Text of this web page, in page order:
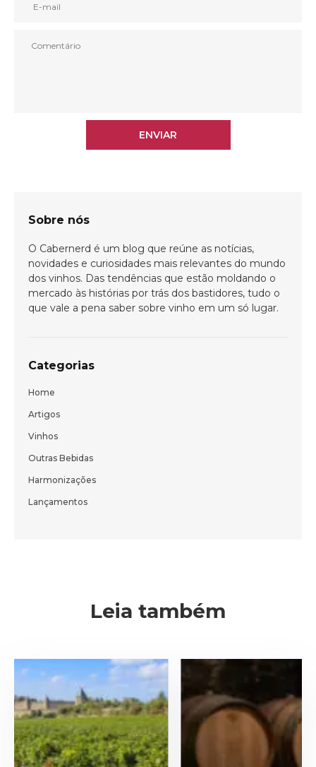
ENVIAR
Sobre nós
O Cabernerd é um blog que reúne as notícias,
novidades e curiosidades mais relevantes do mundo
dos vinhos. Das tendências que estão moldando o
mercado às histórias por trás dos bastidores, tudo o
que vale a pena saber sobre vinho em um só lugar.
Categorias
Home
Artigos
Vinhos
Outras Bebidas
Harmonizações
Lançamentos
Leia também